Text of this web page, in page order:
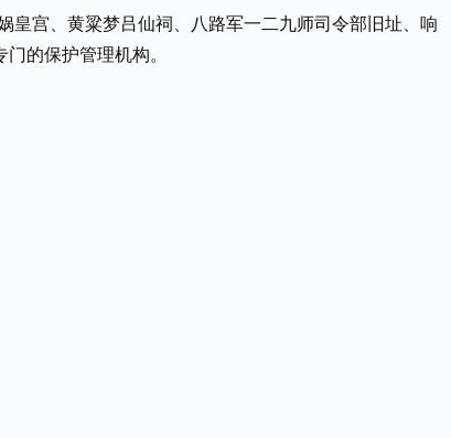
皇宫、黄粱梦吕仙祠、八路军一二九师司令部旧址、响
门的保护管理机构。